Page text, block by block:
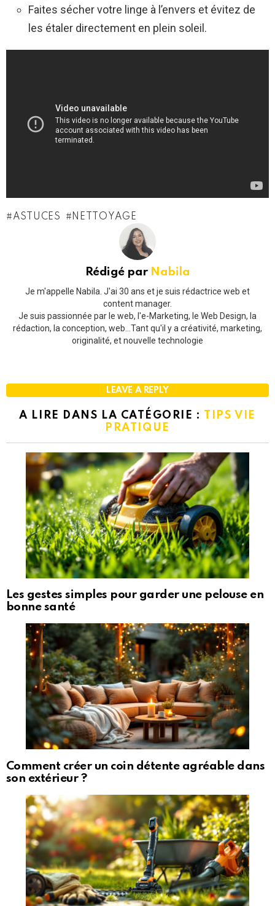
Faites sécher votre linge à l’envers et évitez de
les étaler directement en plein soleil.
ASTUCES NETTOYAGE
Rédigé par Nabila
Je m'appelle Nabila. J'ai 30 ans et je suis rédactrice web et
content manager.
Je suis passionnée par le web, l'e-Marketing, le Web Design, la
rédaction, la conception, web...Tant qu'il y a créativité, marketing,
originalité, et nouvelle technologie
LEAVE A REPLY
A LIRE DANS LA CATÉGORIE : TIPS VIE
PRATIQUE
Les gestes simples pour garder une pelouse en
bonne santé
Comment créer un coin détente agréable dans
son extérieur ?